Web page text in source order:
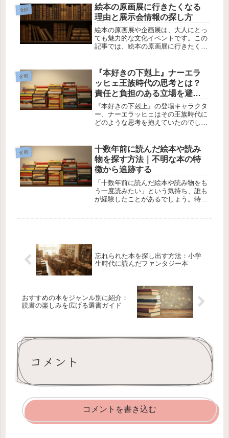
ージョンが出ているため、どれを選べ
ばよいのか迷っている方も多いので
は...
全般
絵本の原画展に行きたくなる
理由と展示会情報の探し方
絵本の原画展や企画展は、大人にとっ
ても魅力的な文化イベントです。この
記事では、絵本の原画展に行きたくな
原画展に行く理由絵本の原画展に行き
たくなる理由は、単に絵本を読む楽...
全般
『本好きの下剋上』ナーエラ
ッヒェ王族時代の思考とは？
責任と負担のある立場を避け
たい理由と次期ツェントの母
としての心情
『本好きの下剋上』の登場キャラクタ
ー、ナーエラッヒェはその王族時代に
どのような思考を抱えていたのでしょ
のように感じていたのでしょうか。本
記事では、ナーエラッヒェの心情に迫
り...
全般
十数年前に読んだ絵本や読み
物を探す方法｜不明な本の特
徴から追跡する
「十数年前に読んだ絵本や読み物をも
う一度読みたい」という気持ち、誰も
が経験したことがあるでしょう。特に
忘れられた本を探し出す方法：小学
生時代に読んだファンタジー本
おすすめの本をジャンル別に紹介：
読書の楽しみを広げる選書ガイド
コメント
コメントを書き込む